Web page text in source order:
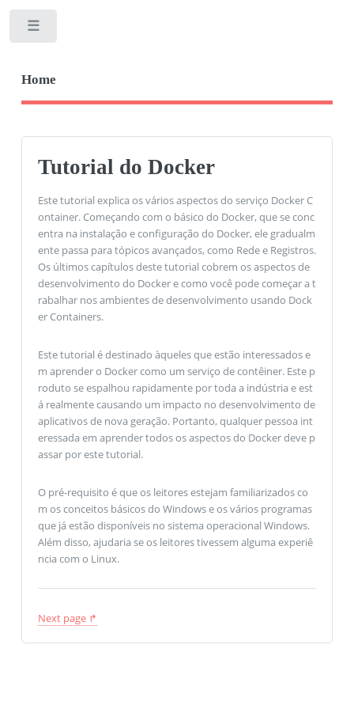
Home
Tutorial do Docker
Este tutorial explica os vários aspectos do serviço Docker C
ontainer. Começando com o básico do Docker, que se conc
entra na instalação e configuração do Docker, ele gradualm
ente passa para tópicos avançados, como Rede e Registros.
Os últimos capítulos deste tutorial cobrem os aspectos de
desenvolvimento do Docker e como você pode começar a t
rabalhar nos ambientes de desenvolvimento usando Dock
er Containers.
Este tutorial é destinado àqueles que estão interessados ​​e
m aprender o Docker como um serviço de contêiner. Este p
roduto se espalhou rapidamente por toda a indústria e est
á realmente causando um impacto no desenvolvimento de
aplicativos de nova geração. Portanto, qualquer pessoa int
eressada em aprender todos os aspectos do Docker deve p
assar por este tutorial.
O pré-requisito é que os leitores estejam familiarizados co
m os conceitos básicos do Windows e os vários programas
que já estão disponíveis no sistema operacional Windows.
Além disso, ajudaria se os leitores tivessem alguma experiê
ncia com o Linux.
Next page ↱